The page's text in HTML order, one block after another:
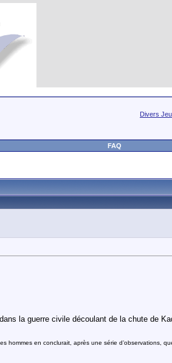
Divers
FAQ
la guerre civile découlant de la chute de
hommes en conclurait, après une série d’observations,